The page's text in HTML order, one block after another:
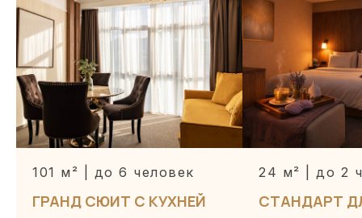
101 м² | до 6 человек
ГРАНД СЮИТ С КУХНЕЙ
24 м² | до 2
СТАНДАРТ
Пн-Вс 08:00-21:00
+7 (862) 445 54 35 (доб. 1)
ОТДЕЛ БРОНИРОВАНИЯ
ОТДЕЛ ПРОДАЖ
Пн–Пт 9:00–18:00